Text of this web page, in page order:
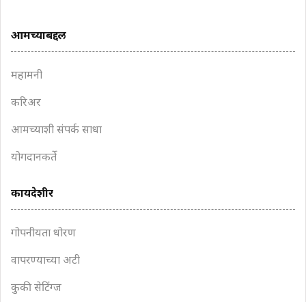
आमच्याबद्दल
महामनी
करिअर
आमच्याशी संपर्क साधा
योगदानकर्ते
कायदेशीर
गोपनीयता धोरण
वापरण्याच्या अटी
कुकी सेटिंग्ज